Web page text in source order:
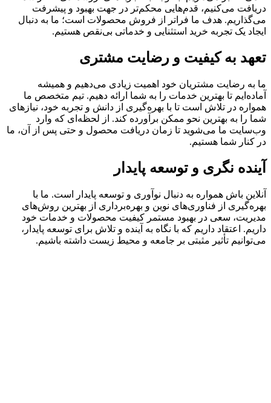
دریافت می‌کنیم، قدم‌هایی محکم‌تر در جهت بهبود و پیشرفت
می‌گذاریم. هدف ما فراتر از فروش محصولات است؛ ما به دنبال
ایجاد یک تجربه خرید استثنایی و خدماتی بی‌نقص هستیم.
تعهد به کیفیت و رضایت مشتری
ما به رضایت مشتریان خود اهمیت زیادی می‌دهیم و همیشه
آماده‌ایم تا بهترین خدمات را به شما ارائه دهیم. تیم متخصص ما
همواره در تلاش است تا با بهره‌گیری از دانش و تجربه خود، نیازهای
شما را به بهترین نحو ممکن برآورده کند. از لحظه‌ای که وارد
وب‌سایت ما می‌شوید تا زمان دریافت محصول و حتی پس از آن، ما
در کنار شما هستیم.
آینده نگری و توسعه پایدار
آنلاین باش همواره به دنبال نوآوری و توسعه پایدار است. ما با
بهره‌گیری از فناوری‌های نوین و بهره‌برداری از بهترین روش‌های
مدیریت، سعی در بهبود مستمر کیفیت محصولات و خدمات خود
داریم. اعتقاد داریم که با نگاه به آینده و تلاش برای توسعه پایدار،
می‌توانیم تأثیر مثبتی بر جامعه و محیط زیست داشته باشیم.